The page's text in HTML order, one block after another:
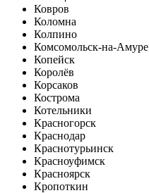
Ковров
Коломна
Колпино
Комсомольск-на-Амуре
Копейск
Королёв
Корсаков
Кострома
Котельники
Красногорск
Краснодар
Краснотурьинск
Красноуфимск
Красноярск
Кропоткин